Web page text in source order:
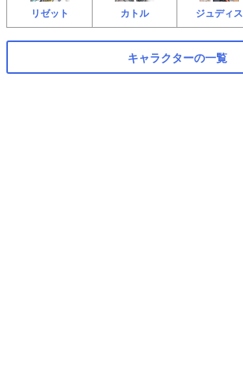
リゼット カトル ジュディス
キャラクターの一覧